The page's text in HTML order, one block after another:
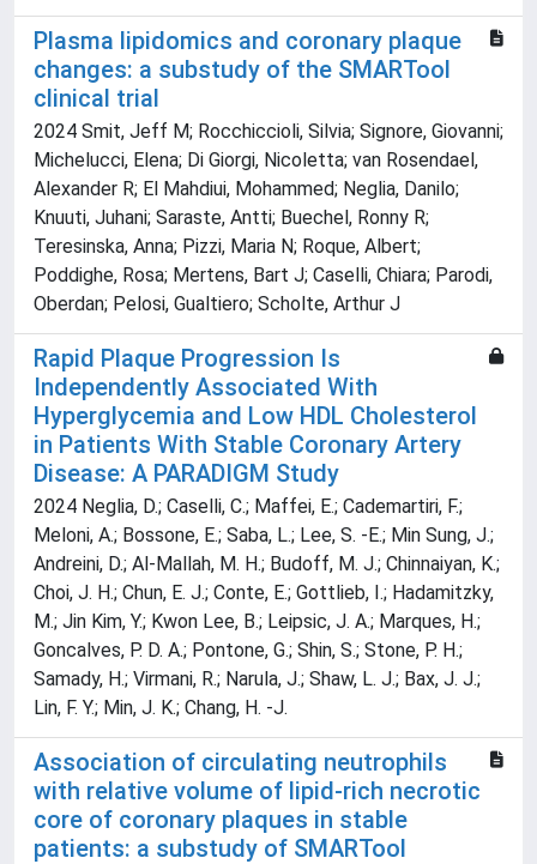
Plasma lipidomics and coronary plaque
changes: a substudy of the SMARTool
clinical trial
2024 Smit, Jeff M; Rocchiccioli, Silvia; Signore, Giovanni;
Michelucci, Elena; Di Giorgi, Nicoletta; van Rosendael,
Alexander R; El Mahdiui, Mohammed; Neglia, Danilo;
Knuuti, Juhani; Saraste, Antti; Buechel, Ronny R;
Teresinska, Anna; Pizzi, Maria N; Roque, Albert;
Poddighe, Rosa; Mertens, Bart J; Caselli, Chiara; Parodi,
Oberdan; Pelosi, Gualtiero; Scholte, Arthur J
Rapid Plaque Progression Is
Independently Associated With
Hyperglycemia and Low HDL Cholesterol
in Patients With Stable Coronary Artery
Disease: A PARADIGM Study
2024 Neglia, D.; Caselli, C.; Maffei, E.; Cademartiri, F.;
Meloni, A.; Bossone, E.; Saba, L.; Lee, S. -E.; Min Sung, J.;
Andreini, D.; Al-Mallah, M. H.; Budoff, M. J.; Chinnaiyan, K.;
Choi, J. H.; Chun, E. J.; Conte, E.; Gottlieb, I.; Hadamitzky,
M.; Jin Kim, Y.; Kwon Lee, B.; Leipsic, J. A.; Marques, H.;
Goncalves, P. D. A.; Pontone, G.; Shin, S.; Stone, P. H.;
Samady, H.; Virmani, R.; Narula, J.; Shaw, L. J.; Bax, J. J.;
Lin, F. Y.; Min, J. K.; Chang, H. -J.
Association of circulating neutrophils
with relative volume of lipid-rich necrotic
core of coronary plaques in stable
patients: a substudy of SMARTool